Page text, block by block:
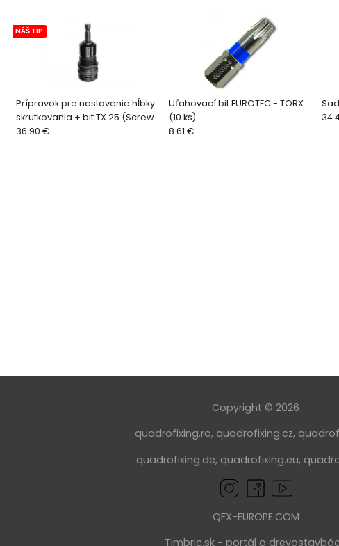
Prípravok pre nastavenie hĺbky
skrutkovania + bit TX 25 (Screw
stop Eurotec)
NÁŠ TIP
36.90 €
Uťahovací bit EUROTEC - TORX
(10 ks)
8.61 €
Copyright © 2026
quadrofixing.ro, quadrofixing.cz,
quadrofixing.de, quadrofixing.eu,
QFX-EUROPE.COM
Timbric.sk - portál o